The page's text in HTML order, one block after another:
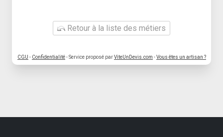
Retour à la liste des métiers
CGU - Confidentialité- Service proposé parViteUnDevis.com -Vous êtes un artisan ?